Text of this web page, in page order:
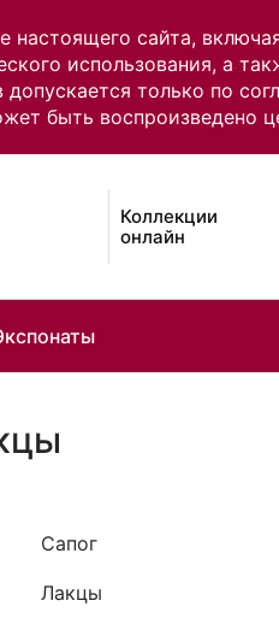
настоящего сайта,
использования, а
допускается только по
быть воспроизведено
Коллекции
онлайн
Сапог
Лакцы